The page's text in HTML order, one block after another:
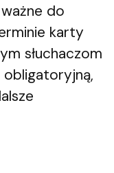
do
karty
słuchaczom
obligatoryjną,